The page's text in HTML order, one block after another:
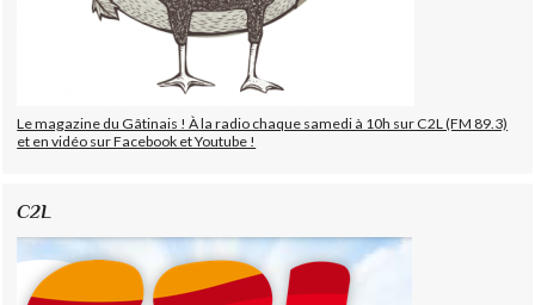
Le magazine du Gâtinais ! À la radio chaque samedi à 10h sur C2L (FM 89.3)
et en vidéo sur Facebook et Youtube !
C2L